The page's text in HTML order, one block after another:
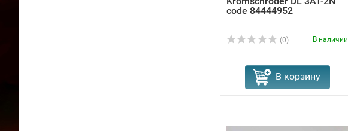
code 84444952
(0) В наличии
В корзину